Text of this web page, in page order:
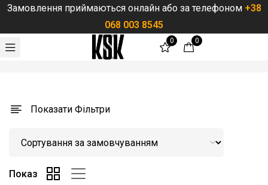
Замовлення приймаються онлайн або за телефоном +38
068 003 8545
0 0
Показати Фільтри
Показ